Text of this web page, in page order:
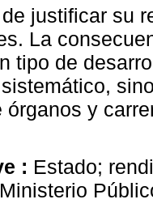
justificar su
La
tipo de
órganos y
: Estado;